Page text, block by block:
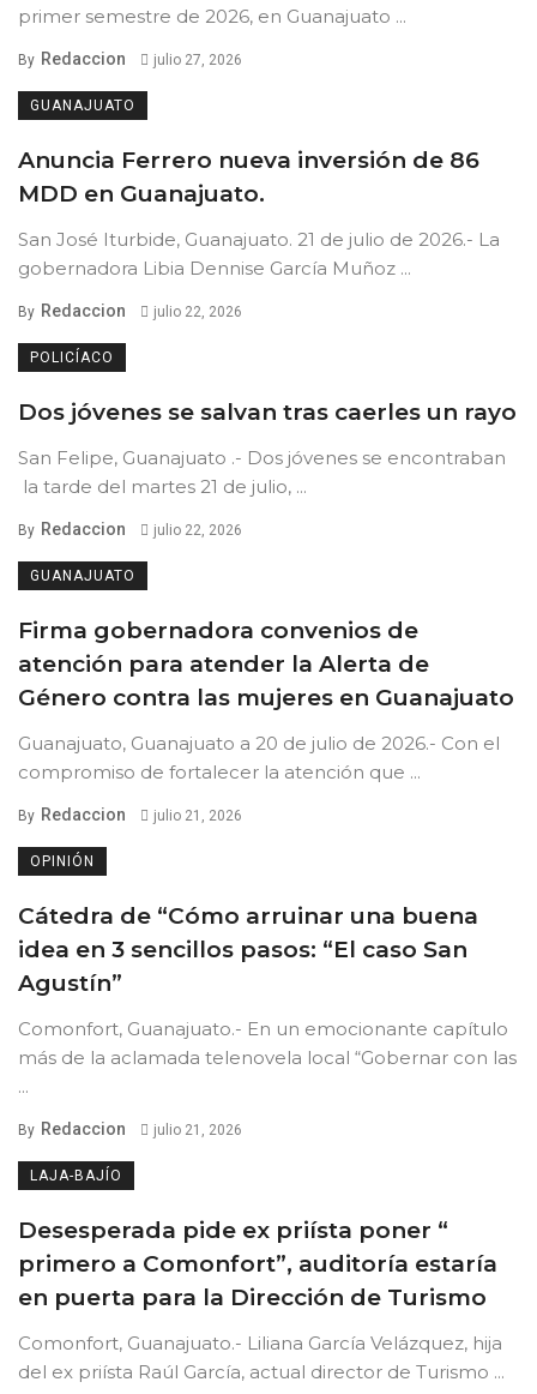
primer semestre de 2026, en Guanajuato ...
By Redaccion julio 27, 2026
GUANAJUATO
Anuncia Ferrero nueva inversión de 86
MDD en Guanajuato.
San José Iturbide, Guanajuato. 21 de julio de 2026.- La
gobernadora Libia Dennise García Muñoz ...
By Redaccion julio 22, 2026
POLICÍACO
Dos jóvenes se salvan tras caerles un rayo
San Felipe, Guanajuato .- Dos jóvenes se encontraban
la tarde del martes 21 de julio, ...
By Redaccion julio 22, 2026
GUANAJUATO
Firma gobernadora convenios de
atención para atender la Alerta de
Género contra las mujeres en Guanajuato
Guanajuato, Guanajuato a 20 de julio de 2026.- Con el
compromiso de fortalecer la atención que ...
By Redaccion julio 21, 2026
OPINIÓN
Cátedra de “Cómo arruinar una buena
idea en 3 sencillos pasos: “El caso San
Agustín”
Comonfort, Guanajuato.- En un emocionante capítulo
más de la aclamada telenovela local “Gobernar con las
...
By Redaccion julio 21, 2026
LAJA-BAJÍO
Desesperada pide ex priísta poner “
primero a Comonfort”, auditoría estaría
en puerta para la Dirección de Turismo
Comonfort, Guanajuato.- Liliana García Velázquez, hija
del ex priísta Raúl García, actual director de Turismo ...